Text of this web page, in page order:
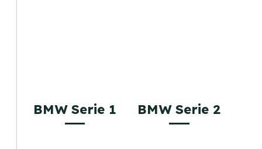
BMW Serie 1 BMW Serie 2